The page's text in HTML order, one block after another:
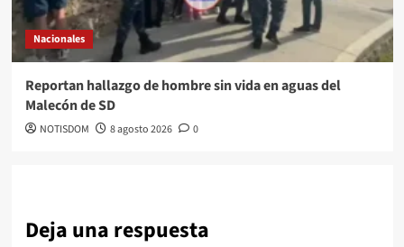
Nacionales
Reportan hallazgo de hombre sin vida en aguas del
Malecón de SD
NOTISDOM 8 agosto 2026 0
Deja una respuesta